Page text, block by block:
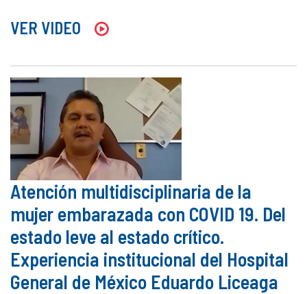
VER VIDEO
Atención multidisciplinaria de la
mujer embarazada con COVID 19. Del
estado leve al estado crítico.
Experiencia institucional del Hospital
General de México Eduardo Liceaga